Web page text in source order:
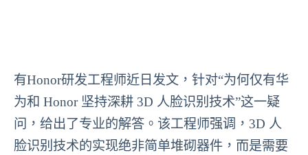
有Honor研发工程师近日发文，针对“为何仅有华
为和 Honor 坚持深耕 3D 人脸识别技术”这一疑
问，给出了专业的解答。该工程师强调，3D 人
脸识别技术的实现绝非简单堆砌器件，而是需要